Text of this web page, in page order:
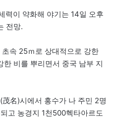
력이 약화해 야기는 14일 오후
전망.
속 25ｍ로 상대적으로 강한
비를 뿌리면서 중국 남부 지
名)시에서 홍수가 나 주민 2명
고 농경지 1천500헥타아르도